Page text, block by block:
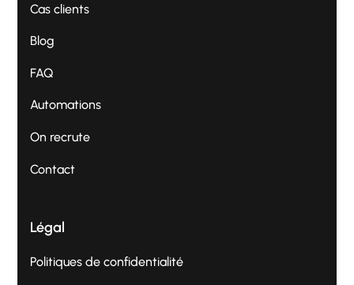
Cas clients
Blog
FAQ
Automations
On recrute
Contact
Légal
Politiques de confidentialité